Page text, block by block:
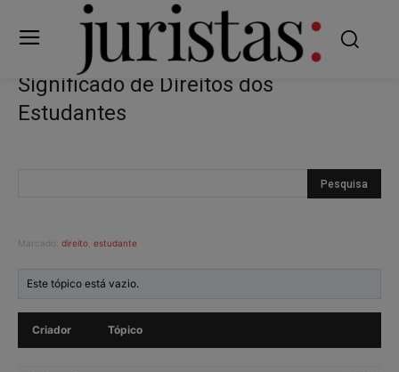
Significado de Direitos dos
Estudantes
Marcado: direito estudante
Este tópico está vazio.
Criador Tópico